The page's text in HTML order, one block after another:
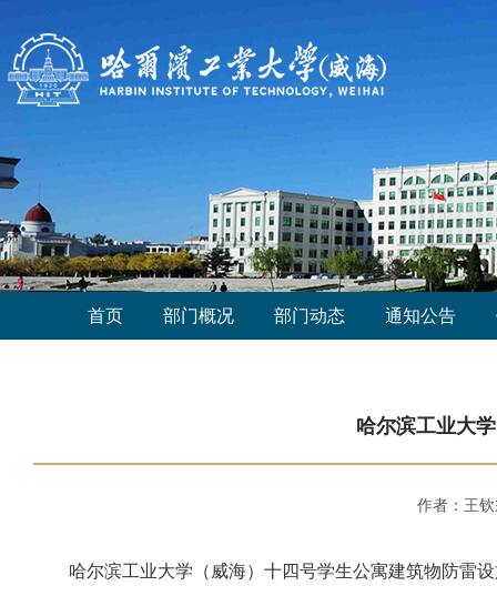
首页 部门概况 部门动态 通知公告
哈尔滨工业大
作者：王
哈尔滨工业大学（威海）十四号学生公寓建筑物防雷